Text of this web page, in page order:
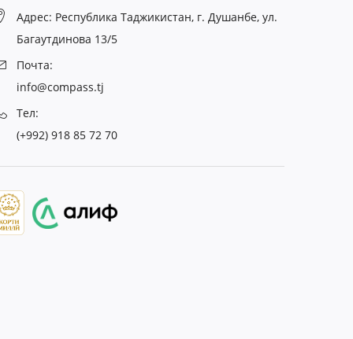
Адрес: Республика Таджикистан, г. Душанбе, ул.
Багаутдинова 13/5
Почта:
info@compass.tj
Тел:
(+992) 918 85 72 70